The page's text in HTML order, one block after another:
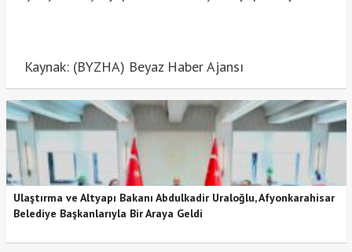
Kaynak: (BYZHA) Beyaz Haber Ajansı
Ulaştırma ve Altyapı Bakanı Abdulkadir Uraloğlu, Afyonkarahisar
Belediye Başkanlarıyla Bir Araya Geldi